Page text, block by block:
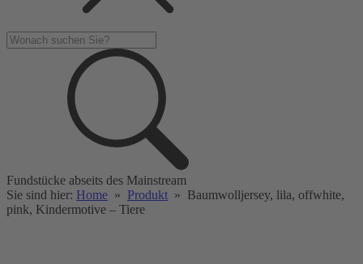
Fundstücke abseits des Mainstream
Sie sind hier: Home » Produkt » Baumwolljersey, lila, offwhite,
pink, Kindermotive – Tiere